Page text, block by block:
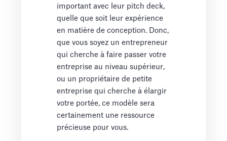
important avec leur pitch deck,
quelle que soit leur expérience
en matière de conception. Donc,
que vous soyez un entrepreneur
qui cherche à faire passer votre
entreprise au niveau supérieur,
ou un propriétaire de petite
entreprise qui cherche à élargir
votre portée, ce modèle sera
certainement une ressource
précieuse pour vous.